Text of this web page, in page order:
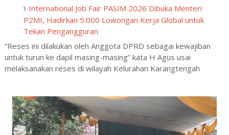
International Job Fair PASIM 2026 Dibuka Menteri
P2MI, Hadirkan 5.000 Lowongan Kerja Global untuk
Tekan Pengangguran
“Reses ini dilakukan oleh Anggota DPRD sebagai kewajiban
untuk turun ke dapil masing-masing” kata H Agus usai
melaksanakan reses di wilayah Kelurahan Karangtengah